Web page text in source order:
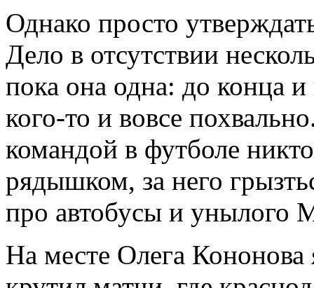
Однако просто
Дело в отсутствии
пока она одна: до конца и
кого-то и вовсе
командой в футболе
рядышком, за него
про автобусы и унылого
На месте Олега